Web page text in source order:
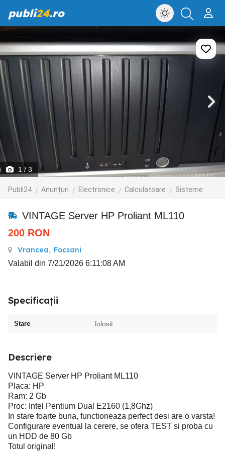
publi24.ro
1 / 3
Publi24 Anunțuri Electronice Calculatoare Sisteme
VINTAGE Server HP Proliant ML110
200 RON
Vrancea, Focsani
Valabil din 7/21/2026 6:11:08 AM
Specificații
Stare folosit
Descriere
VINTAGE Server HP Proliant ML110
Placa: HP
Ram: 2 Gb
Proc: Intel Pentium Dual E2160 (1,8Ghz)
In stare foarte buna, functioneaza perfect desi are o varsta!
Configurare eventual la cerere, se ofera TEST si proba cu
un HDD de 80 Gb
Totul original!